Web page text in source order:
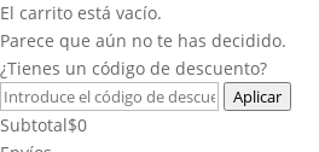
El carrito está vacío.
Parece que aún no te has decidido.
¿Tienes un código de descuento?
Aplicar
Subtotal$0